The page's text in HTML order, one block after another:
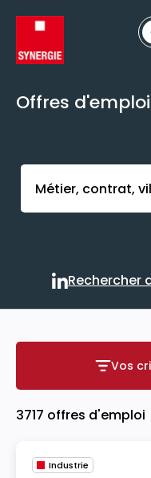
Offres
Activer l’élément
Rechercher
Vos
3717 offres d'emploi
Industrie